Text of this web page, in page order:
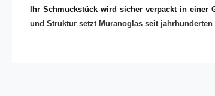
Ihr Schmuckstück wird sicher verpackt in
und Struktur setzt Muranoglas seit